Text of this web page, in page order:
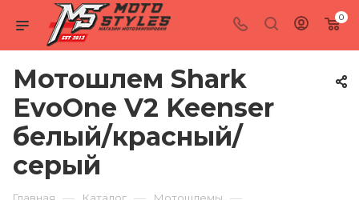
0
Мотошлем Shark
EvoOne V2 Keenser
белый/красный/
серый